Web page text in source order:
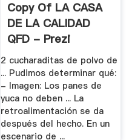
Copy Of LA CASA
DE LA CALIDAD
QFD - Prezi
2 cucharaditas de polvo de
... Pudimos determinar qué:
- Imagen: Los panes de
yuca no deben ... La
retroalimentación se da
después del hecho. En un
escenario de ...